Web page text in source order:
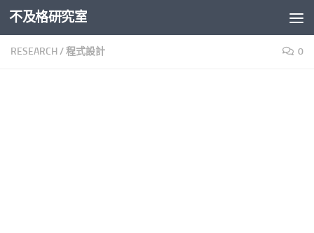
Skip to content
不及格研究室
RESEARCH/程式設計 0